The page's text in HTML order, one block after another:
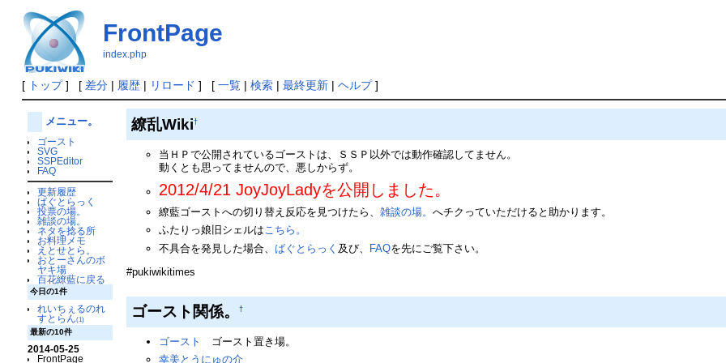
FrontPage
index.php
[ トップ] [ 差分| 履歴| リロード ] [ 一覧| 検索| 最終更新| ヘルプ]
メニュー。
ゴースト
SVG
SSPEditor
FAQ
更新履歴
ばぐとらっく
投票の場。
雑談の場。
ネタを捻る所
お料理メモ
えとせとら。
おとーさんのボ
ヤキ場
百花繚藍に戻る
今日の1件
れいちぇるのれ
すとらん(1)
最新の10件
2014-05-25
FrontPage
繚乱Wiki†
当ＨＰで公開されているゴーストは、ＳＳＰ以外では動作確認してません。
動くとも思ってませんので、悪しからず。
2012/4/21 JoyJoyLadyを公開しました。
繚藍ゴーストへの切り替え反応を見つけたら、雑談の場。へチクっていただけると助かります。
ふたりっ娘旧シェルはこちら。
不具合を発見した場合、ばぐとらっく 及び、 FAQを先にご覧下さい。
#pukiwikitimes
ゴースト関係。†
ゴースト
ゴースト置き場。
幸美とうにゅの介